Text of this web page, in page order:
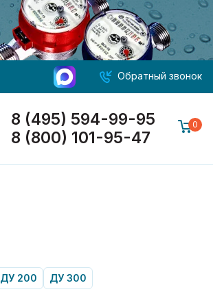
Обратный звонок
8 (495) 594-99-95
8 (800) 101-95-47
0
ДУ 200 ДУ 300